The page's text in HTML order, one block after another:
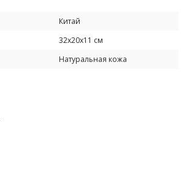
Китай
32х20х11 см
Натуральная кожа